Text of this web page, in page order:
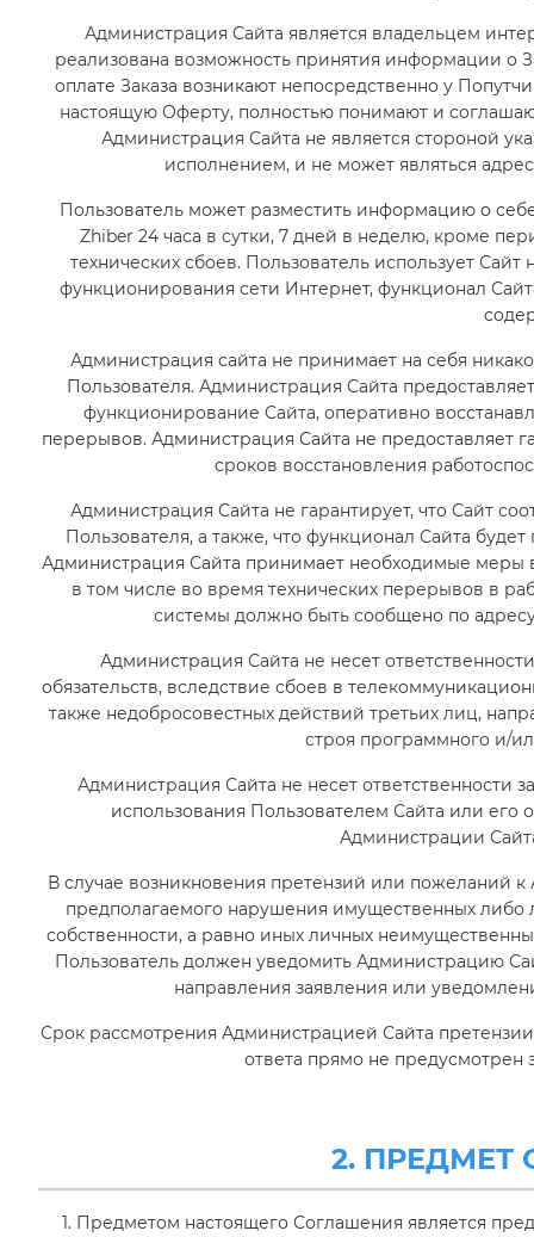
Администрация Сайта является владельцем
реализована возможность принятия информации о
оплате Заказа возникают непосредственно у
настоящую Оферту, полностью понимают и
Администрация Сайта не является стороной
исполнением, и не может являться
Пользователь может разместить информацию о
Zhiber 24 часа в сутки, 7 дней в неделю, кроме
технических сбоев. Пользователь использует
функционирования сети Интернет, функционал
Администрация сайта не принимает на себя
Пользователя. Администрация Сайта
функционирование Сайта, оперативно
перерывов. Администрация Сайта не предоставляет
сроков восстановления
Администрация Сайта не гарантирует, что Сайт
Пользователя, а также, что функционал Сайта
Администрация Сайта принимает необходимые меры
в том числе во время технических перерывов в
системы должно быть сообщено по
Администрация Сайта не несет
обязательств, вследствие сбоев в
также недобросовестных действий третьих лиц,
строя программного и/
Администрация Сайта не несет ответственности
использования Пользователем Сайта или его
Администрации
В случае возникновения претензий или пожеланий
предполагаемого нарушения имущественных либо
собственности, а равно иных личных
Пользователь должен уведомить Администрацию
направления заявления или
Срок рассмотрения Администрацией Сайта
ответа прямо не предусмотрен
2. ПРЕДМЕТ
1. Предметом настоящего Соглашения является